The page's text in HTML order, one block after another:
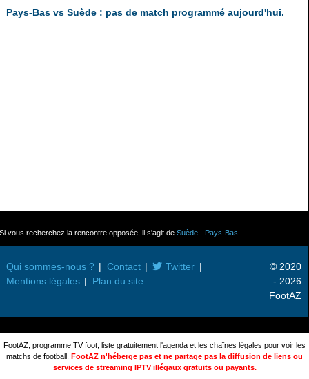
Pays-Bas vs Suède : pas de match programmé aujourd'hui.
Si vous recherchez la rencontre opposée, il s'agit de Suède - Pays-Bas
Qui sommes-nous ? Contact
Twitter
Mentions légales
Plan du site
© 2020
- 2026
FootAZ
FootAZ, programme TV foot, liste gratuitement l'agenda et les chaînes légales pour voir les
matchs de football. FootAZ n'héberge pas et ne partage pas la diffusion de liens ou
services de streaming IPTV illégaux gratuits ou payants.